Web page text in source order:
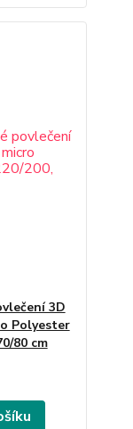
3D
Polyester
80 cm